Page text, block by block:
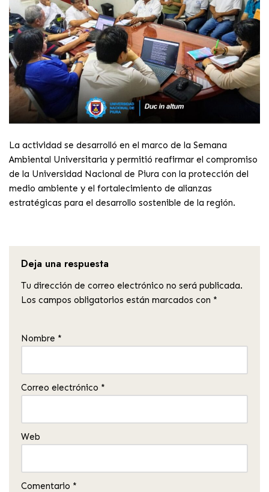
La actividad se desarrolló en el marco de la Semana
Ambiental Universitaria y permitió reafirmar el compromiso
de la Universidad Nacional de Piura con la protección del
medio ambiente y el fortalecimiento de alianzas
estratégicas para el desarrollo sostenible de la región.
Deja una respuesta
Tu dirección de correo electrónico no será publicada.
Los campos obligatorios están marcados con *
Nombre *
Correo electrónico *
Web
Comentario *